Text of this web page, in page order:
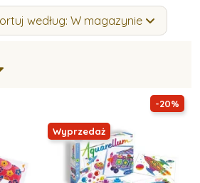
według: W magazynie
-20%
Wyprzedaż